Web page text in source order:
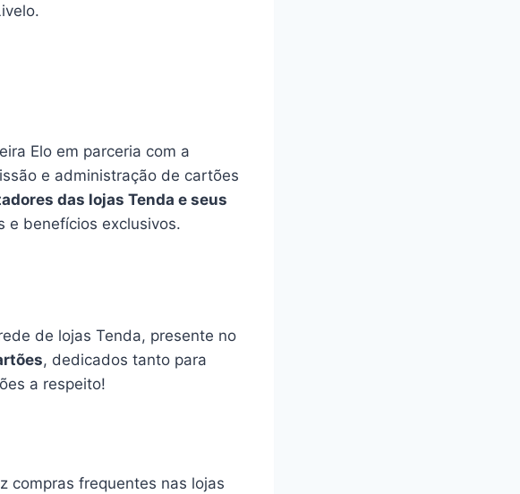
Elo em parceria com a
e administração de cartões
das lojas Tenda e seus
e benefícios exclusivos.
de lojas Tenda, presente no
, dedicados tanto para
a respeito!
compras frequentes nas lojas